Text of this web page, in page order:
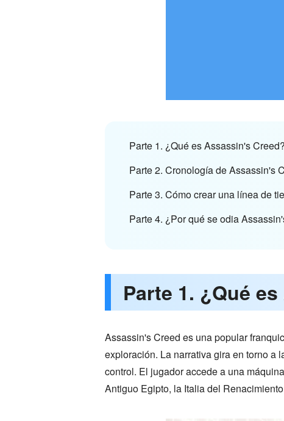
Parte 1. ¿Qué es Assassin's Creed?
Parte 2. Cronología de Assassin's
Parte 3. Cómo crear una línea de
Parte 4. ¿Por qué se odia
Parte 1. ¿Qué
Assassin's Creed es una popular
exploración. La narrativa gira en torno a
control. El jugador accede a una
Antiguo Egipto, la Italia del